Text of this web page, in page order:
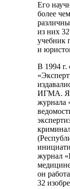
Его
более
из них
учебник
и
В 1994 г.
ИГМА.
журнала
журнал
он
32